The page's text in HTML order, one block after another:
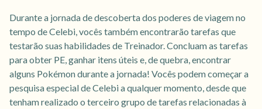
Durante a jornada de descoberta dos poderes de viagem no
tempo de Celebi, vocês também encontrarão tarefas que
testarão suas habilidades de Treinador. Concluam as tarefas
para obter PE, ganhar itens úteis e, de quebra, encontrar
alguns Pokémon durante a jornada! Vocês podem começar a
pesquisa especial de Celebi a qualquer momento, desde que
tenham realizado o terceiro grupo de tarefas relacionadas à